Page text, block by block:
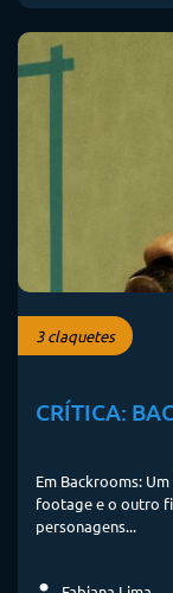
3 claquetes
CRÍTICA:
Em Backrooms:
footage e o outro
personagens...